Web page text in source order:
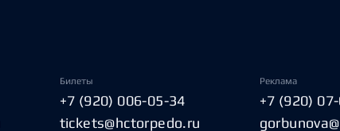
Билеты
+7 (920) 006-05-34
tickets@hctorpedo.ru
Реклама
+7 (920)